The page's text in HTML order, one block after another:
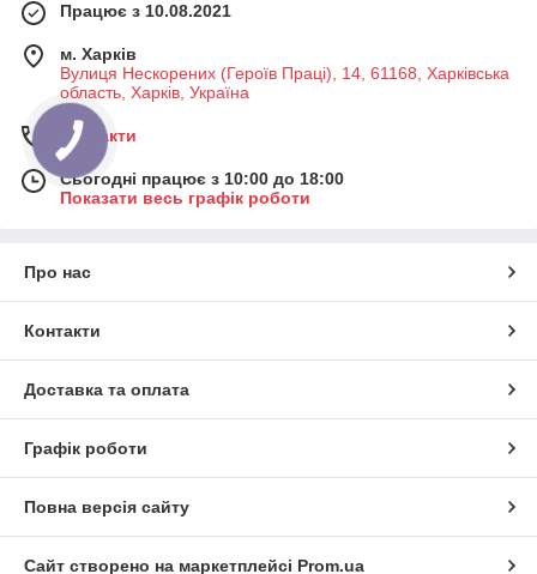
Працює з 10.08.2021
м. Харків
Вулиця Нескорених (Героїв Праці), 14, 61168, Харківська
область, Харків, Україна
Контакти
Сьогодні працює з 10:00 до 18:00
Показати весь графік роботи
Про нас
Контакти
Доставка та оплата
Графік роботи
Повна версія сайту
Сайт створено на маркетплейсі Prom.ua